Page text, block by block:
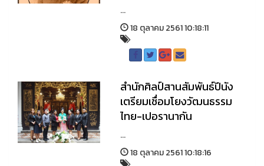
...
18 ตุลาคม 2561 10:18:11
สำนักศิลป์สานสัมพันธ์ปีนัง
เตรียมเชื่อมโยงวัฒนธรรม
ไทย-เปอรานากัน
...
18 ตุลาคม 2561 10:18:16